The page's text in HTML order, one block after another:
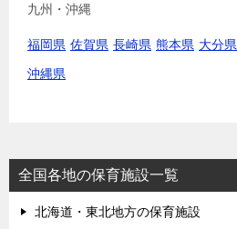
九州・沖縄
福岡県 佐賀県 長崎県 熊本県 大分県
沖縄県
全国各地の保育施設一覧
北海道・東北地方の保育施設